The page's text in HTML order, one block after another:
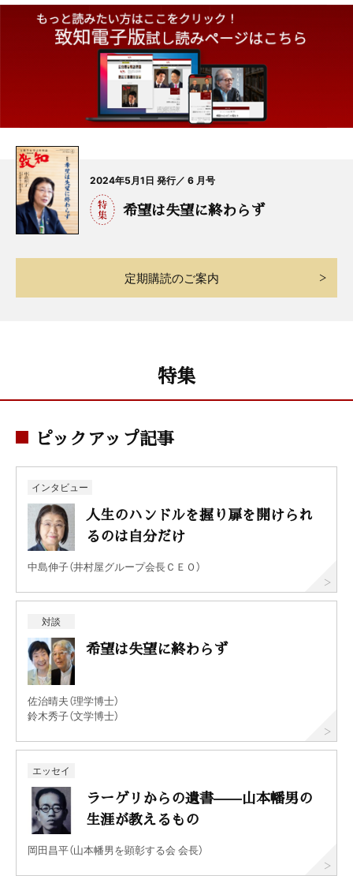
2024年5月1日 発行／ 6 月号
希望は失望に終わらず
定期購読のご案内
特集
ピックアップ記事
インタビュー
人生のハンドルを握り扉を開けられ
るのは自分だけ
中島伸子（井村屋グループ会長ＣＥＯ）
対談
希望は失望に終わらず
佐治晴夫（理学博士）
鈴木秀子（文学博士）
エッセイ
ラーゲリからの遺書——山本幡男の
生涯が教えるもの
岡田昌平（山本幡男を顕彰する会 会長）